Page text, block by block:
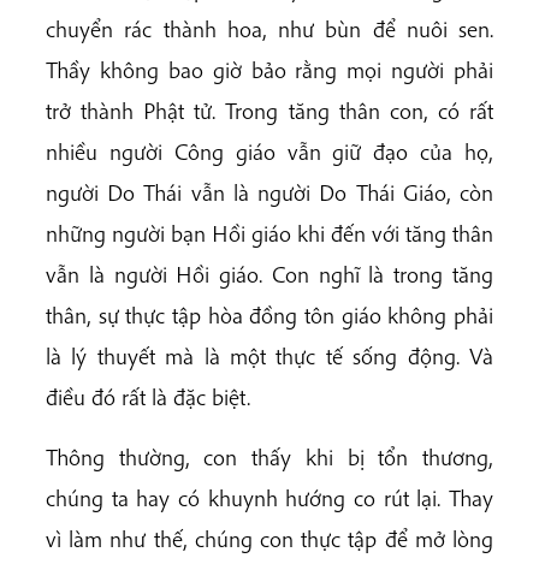
chuyển rác thành hoa, như bùn để nuôi sen.
Thầy không bao giờ bảo rằng mọi người phải
trở thành Phật tử. Trong tăng thân con, có rất
nhiều người Công giáo vẫn giữ đạo của họ,
người Do Thái vẫn là người Do Thái Giáo, còn
những người bạn Hồi giáo khi đến với tăng thân
vẫn là người Hồi giáo. Con nghĩ là trong tăng
thân, sự thực tập hòa đồng tôn giáo không phải
là lý thuyết mà là một thực tế sống động. Và
điều đó rất là đặc biệt.
Thông thường, con thấy khi bị tổn thương,
chúng ta hay có khuynh hướng co rút lại. Thay
vì làm như thế, chúng con thực tập để mở lòng